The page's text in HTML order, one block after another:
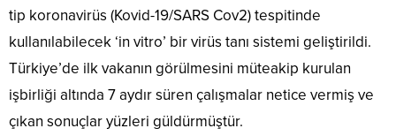
tip koronavirüs (Kovid-19/SARS Cov2) tespitinde
kullanılabilecek ‘in vitro’ bir virüs tanı sistemi geliştirildi.
Türkiye’de ilk vakanın görülmesini müteakip kurulan
işbirliği altında 7 aydır süren çalışmalar netice vermiş ve
çıkan sonuçlar yüzleri güldürmüştür.